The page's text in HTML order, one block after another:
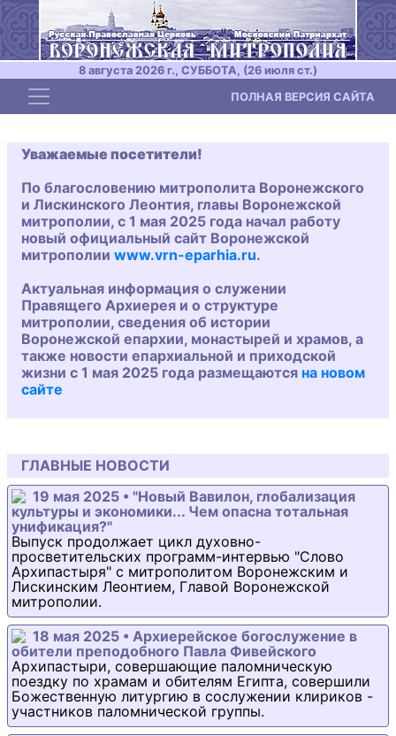
8 августа 2026 г., СУББОТА, (26 июля ст.)
Toggle navigation ПОЛНАЯ ВЕРСИЯ САЙТА
Уважаемые посетители!
По благословению митрополита Воронежского
и Лискинского Леонтия, главы Воронежской
митрополии, с 1 мая 2025 года начал работу
новый официальный сайт Воронежской
митрополии www.vrn-eparhia.ru.
Актуальная информация о служении
Правящего Архиерея и о структуре
митрополии, сведения об истории
Воронежской епархии, монастырей и храмов, а
также новости епархиальной и приходской
жизни с 1 мая 2025 года размещаются на новом
сайте
ГЛАВНЫЕ НОВОСТИ
19 мая 2025 • "Новый Вавилон, глобализация
культуры и экономики... Чем опасна тотальная
унификация?"
Выпуск продолжает цикл духовно-
просветительских программ-интервью "Слово
Архипастыря" с митрополитом Воронежским и
Лискинским Леонтием, Главой Воронежской
митрополии.
18 мая 2025 • Архиерейское богослужение в
обители преподобного Павла Фивейского
Архипастыри, совершающие паломническую
поездку по храмам и обителям Египта, совершили
Божественную литургию в сослужении клириков -
участников паломнической группы.